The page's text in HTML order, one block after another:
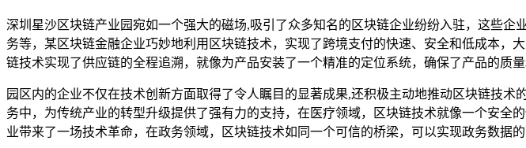
深圳星沙区块链产业园宛如一个强大的磁场,吸引了众多知名的区块链企业纷纷入驻，这些
务等，某区块链金融企业巧妙地利用区块链技术，实现了跨境支付的快速、安全和低成本
链技术实现了供应链的全程追溯，就像为产品安装了一个精准的定位系统，确保了产品的质量
园区内的企业不仅在技术创新方面取得了令人瞩目的显著成果,还积极主动地推动区块链技
务中，为传统产业的转型升级提供了强有力的支持，在医疗领域，区块链技术就像一个安
业带来了一场技术革命，在政务领域，区块链技术如同一个可信的桥梁，可以实现政务数据